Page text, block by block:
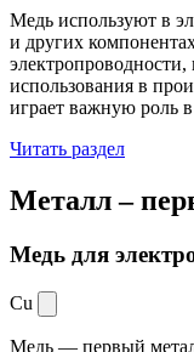
Медь используют в
и других
использования в
играет важную роль
Читать раздел
Металл –
Медь для
Cu
Медь — первый